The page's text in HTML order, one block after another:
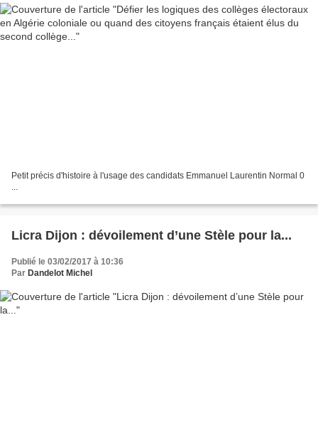
Petit précis d'histoire à l'usage des candidats Emmanuel Laurentin Normal 0
...
Licra Dijon : dévoilement d’une Stèle pour la...
Publié le 03/02/2017 à 10:36
Par Dandelot Michel